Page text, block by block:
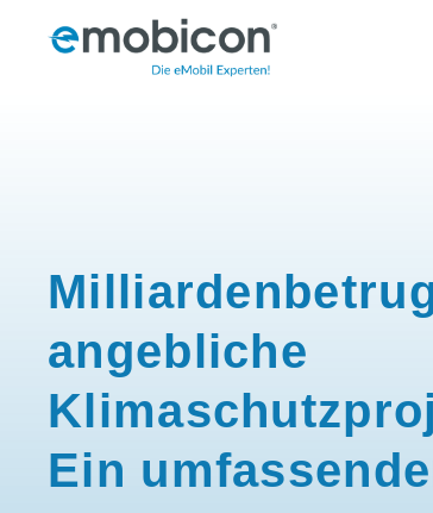
Inhalt
angebliche
Ein